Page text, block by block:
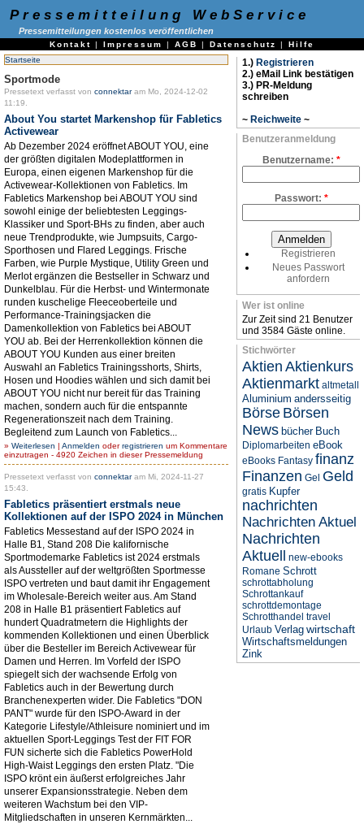
Pressemitteilung WebService
Pressemitteilungen kostenlos veröffentlichen
Kontakt | Impressum | AGB | Datenschutz | Hilfe
Startseite
Sportmode
Pressetext verfasst von connektaram Mo, 2024-12-02
11:19.
About You startet Markenshop für Fabletics
Activewear
Ab Dezember 2024 eröffnet ABOUT YOU, eine
der größten digitalen Modeplattformen in
Europa, einen eigenen Markenshop für die
Activewear-Kollektionen von Fabletics. Im
Fabletics Markenshop bei ABOUT YOU sind
sowohl einige der beliebtesten Leggings-
Klassiker und Sport-BHs zu finden, aber auch
neue Trendprodukte, wie Jumpsuits, Cargo-
Sporthosen und Flared Leggings. Frische
Farben, wie Purple Mystique, Utility Green und
Merlot ergänzen die Bestseller in Schwarz und
Dunkelblau. Für die Herbst- und Wintermonate
runden kuschelige Fleeceoberteile und
Performance-Trainingsjacken die
Damenkollektion von Fabletics bei ABOUT
YOU ab. Bei der Herrenkollektion können die
ABOUT YOU Kunden aus einer breiten
Auswahl an Fabletics Trainingsshorts, Shirts,
Hosen und Hoodies wählen und sich damit bei
ABOUT YOU nicht nur bereit für das Training
machen, sondern auch für die entspannte
Regenerationszeit nach dem Training.
Begleitend zum Launch von Fabletics...
» Weiterlesen | Anmelden oderregistrieren um Kommentare
einzutragen - 4920 Zeichen in dieser Pressemeldung
Pressetext verfasst von connektaram Mi, 2024-11-27
15:43.
Fabletics präsentiert erstmals neue
Kollektionen auf der ISPO 2024 in München
Fabletics Messestand auf der ISPO 2024 in
Halle B1, Stand 208 Die kalifornische
Sportmodemarke Fabletics ist 2024 erstmals
als Aussteller auf der weltgrößten Sportmesse
ISPO vertreten und baut damit ihr Engagement
im Wholesale-Bereich weiter aus. Am Stand
208 in Halle B1 präsentiert Fabletics auf
hundert Quadratmetern die Highlights der
kommenden Kollektionen und einen Überblick
über die Besteller im Bereich Activewear für
Damen und Herren. Im Vorfeld der ISPO
spiegelt sich der wachsende Erfolg von
Fabletics auch in der Bewertung durch
Branchenexperten wider. Die Fabletics "DON
PANT" wurde für den ISPO-Award in der
Kategorie Lifestyle/Athleisure nominiert und im
aktuellen Sport-Leggings Test der FIT FOR
FUN sicherte sich die Fabletics PowerHold
High-Waist Leggings den ersten Platz. "Die
ISPO krönt ein äußerst erfolgreiches Jahr
unserer Expansionsstrategie. Neben dem
weiteren Wachstum bei den VIP-
Mitgliedschaften in unseren Kernmärkten...
1.) Registrieren
2.) eMail Link bestätigen
3.) PR-Meldung
schreiben
~ Reichweite ~
Benutzeranmeldung
Benutzername: *
Passwort: *
Registrieren
Neues Passwort
anfordern
Wer ist online
Zur Zeit sind 21 Benutzer
und 3584 Gäste online.
Stichwörter
Aktien Aktienkurs
Aktienmarkt altmetall
Aluminium andersseitig
Börse Börsen
News bücher Buch
Diplomarbeiten eBook
eBooks Fantasy finanz
Finanzen Gel Geld
gratis Kupfer
nachrichten
Nachrichten Aktuel
Nachrichten
Aktuell
new-ebooks
Romane Schrott
schrottabholung
Schrottankauf
schrottdemontage
Schrotthandel travel
Urlaub Verlag wirtschaft
Wirtschaftsmeldungen
Zink